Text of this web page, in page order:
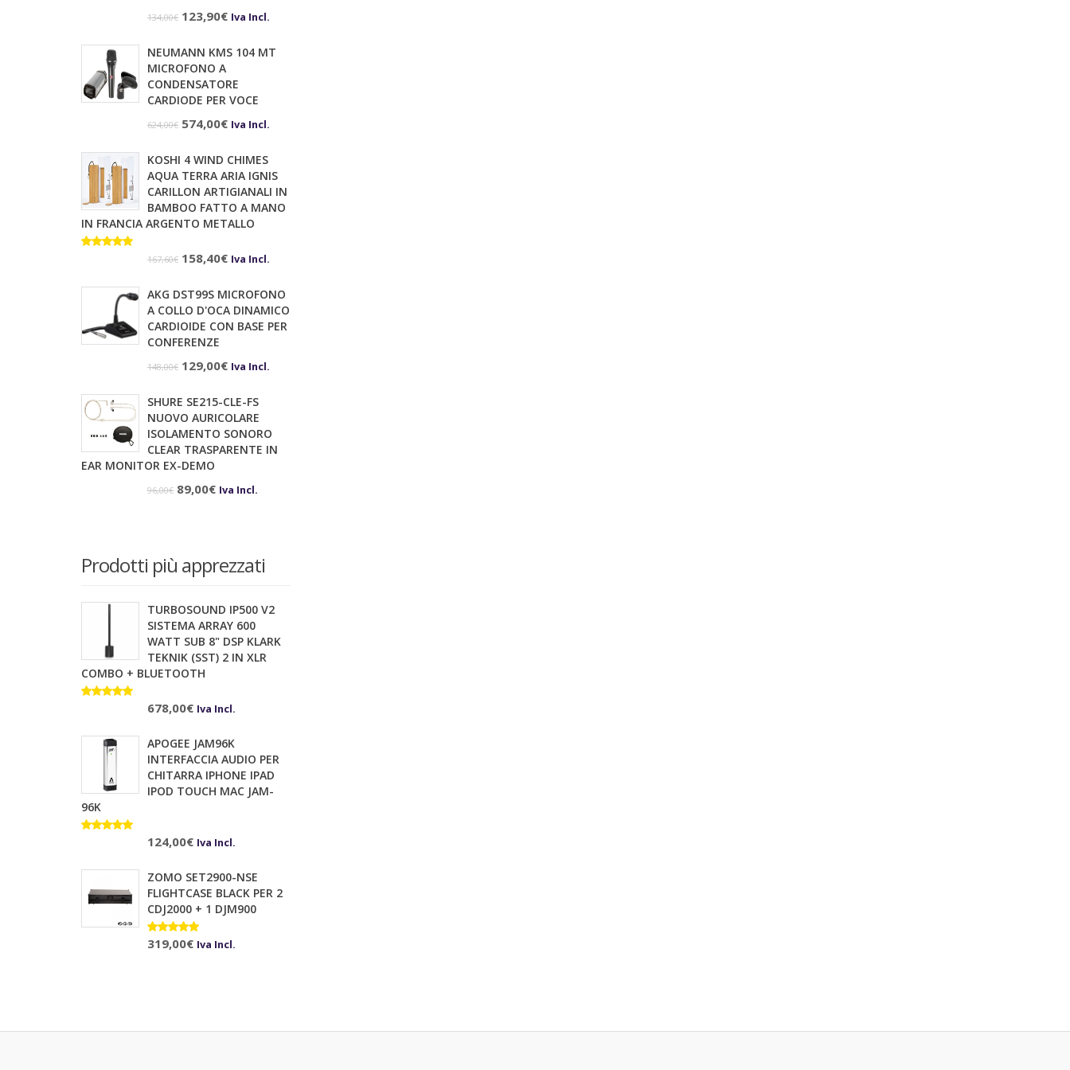
134,00€ Il
originale
era:
134,00€.
123,90€Il
attuale
è:
123,90€.
Iva Incl.
NEUMANN KMS 104 MT
MICROFONO A
CONDENSATORE
CARDIODE PER VOCE
624,00€ Il
originale
era:
624,00€.
574,00€Il
attuale
è:
574,00€.
Iva Incl.
KOSHI 4 WIND CHIMES
AQUA TERRA ARIA IGNIS
CARILLON ARTIGIANALI IN
BAMBOO FATTO A MANO
IN FRANCIA ARGENTO METALLO
167,60€ Il
originale
era:
167,60€.
158,40€Il
attuale
è:
Iva Incl.
AKG DST99S MICROFONO
A COLLO D'OCA DINAMICO
CARDIOIDE CON BASE PER
CONFERENZE
148,00€ Il
originale
era:
148,00€.
129,00€Il
attuale
è:
129,00€.
Iva Incl.
SHURE SE215-CLE-FS
NUOVO AURICOLARE
ISOLAMENTO SONORO
CLEAR TRASPARENTE IN
EAR MONITOR EX-DEMO
96,00€ Il
96,00€.
89,00€Il
89,00€.
Iva Incl.
Prodotti più apprezzati
TURBOSOUND IP500 V2
SISTEMA ARRAY 600
WATT SUB 8" DSP KLARK
TEKNIK (SST) 2 IN XLR
COMBO + BLUETOOTH
10.00su 5
678,00€ Iva Incl.
APOGEE JAM96K
INTERFACCIA AUDIO PER
CHITARRA IPHONE IPAD
IPOD TOUCH MAC JAM-
96K
124,00€ Iva Incl.
ZOMO SET2900-NSE
FLIGHTCASE BLACK PER 2
CDJ2000 + 1 DJM900
Valutato
5.00su 5
319,00€ Iva Incl.